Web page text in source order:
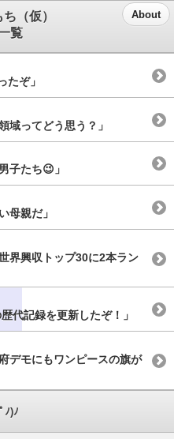
（仮）
覧
About
たぞ」
域ってどう思う？」
子たち😉」
母親だ」
界興収トップ30に2本ラン
代記録を更新したぞ！」
デモにもワンピースの旗が
ﾉ)ﾉ